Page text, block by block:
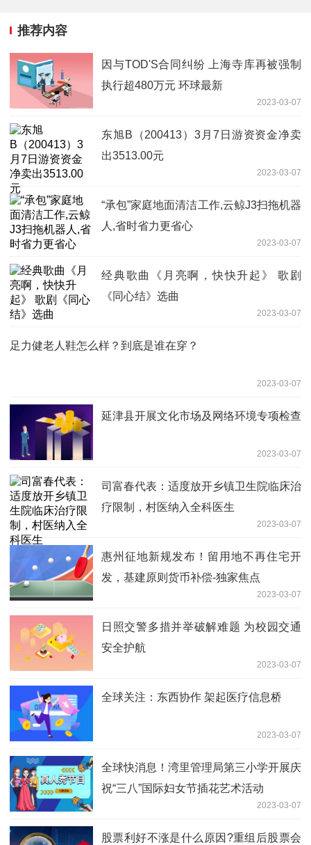
推荐内容
因与TOD'S合同纠纷 上海寺库再被强制
执行超480万元 环球最新
2023-03-07
东旭B（200413）3月7日游资资金净卖
出3513.00元
2023-03-07
“承包”家庭地面清洁工作,云鲸J3扫拖机器
人,省时省力更省心
2023-03-07
经典歌曲《月亮啊，快快升起》 歌剧
《同心结》选曲
2023-03-07
足力健老人鞋怎么样？到底是谁在穿？
2023-03-07
延津县开展文化市场及网络环境专项检查
2023-03-07
司富春代表：适度放开乡镇卫生院临床治
疗限制，村医纳入全科医生
2023-03-07
惠州征地新规发布！留用地不再住宅开
发，基建原则货币补偿-独家焦点
2023-03-07
日照交警多措并举破解难题 为校园交通
安全护航
2023-03-07
全球关注：东西协作 架起医疗信息桥
2023-03-07
全球快消息！湾里管理局第三小学开展庆
祝“三八”国际妇女节插花艺术活动
2023-03-07
股票利好不涨是什么原因?重组后股票会